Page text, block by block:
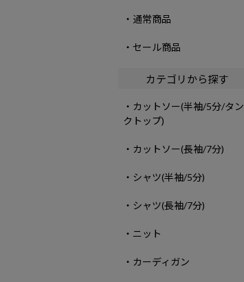
・通常商品
・セール商品
カテゴリから探す
・カットソー(半袖/5分/タン
クトップ)
・カットソー(長袖/7分)
・シャツ(半袖/5分)
・シャツ(長袖/7分)
・ニット
・カーディガン